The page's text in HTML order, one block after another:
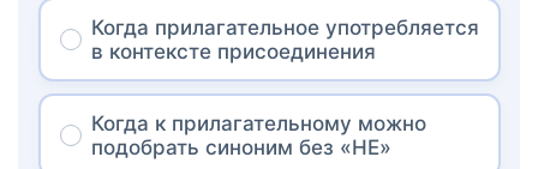
Когда прилагательное употребляется
в контексте присоединения
Когда к прилагательному можно
подобрать синоним без «НЕ»